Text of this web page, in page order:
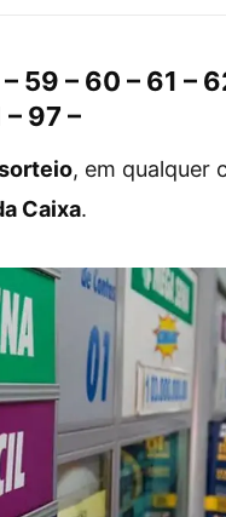
59 – 60 – 61 –
– 97 –
, em qualquer
Caixa.